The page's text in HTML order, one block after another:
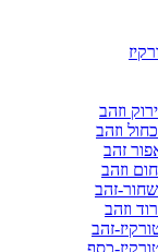
וזהב
וזהב
זהב
וזהב
זהב
וזהב
זהב
כסף